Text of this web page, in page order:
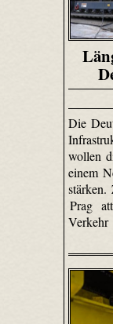
Die
wollen
einem
stärken.
Prag